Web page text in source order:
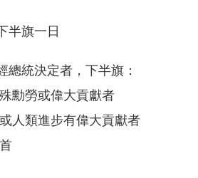
半旗一日
總統決定者，下半旗：
勳勞或偉大貢獻者
人類進步有偉大貢獻者